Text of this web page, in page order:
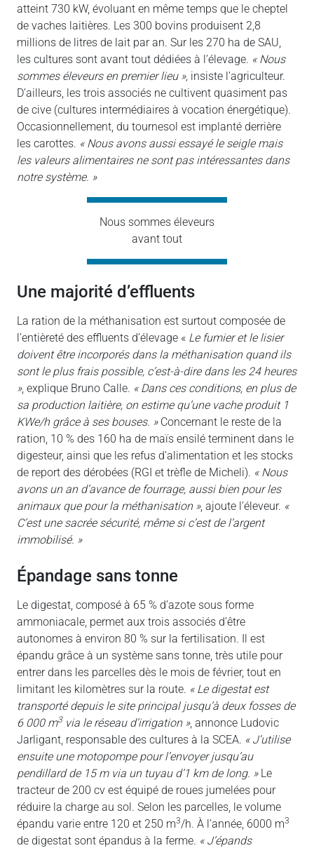
atteint 730 kW, évoluant en même temps que le cheptel
de vaches laitières. Les 300 bovins produisent 2,8
millions de litres de lait par an. Sur les 270 ha de SAU,
les cultures sont avant tout dédiées à l’élevage. « Nous
sommes éleveurs en premier lieu », insiste l’agriculteur.
D’ailleurs, les trois associés ne cultivent quasiment pas
de cive (cultures intermédiaires à vocation énergétique).
Occasionnellement, du tournesol est implanté derrière
les carottes. « Nous avons aussi essayé le seigle mais
les valeurs alimentaires ne sont pas intéressantes dans
notre système. »
Nous sommes éleveurs
avant tout
une majorité d’effluents
La ration de la méthanisation est surtout composée de
l’entièreté des effluents d’élevage « Le fumier et le lisier
doivent être incorporés dans la méthanisation quand ils
sont le plus frais possible, c’est-à-dire dans les 24 heures
», explique Bruno Calle. « Dans ces conditions, en plus de
sa production laitière, on estime qu’une vache produit 1
KWe/h grâce à ses bouses. »Concernant le reste de la
ration, 10 % des 160 ha de maïs ensilé terminent dans le
digesteur, ainsi que les refus d’alimentation et les stocks
de report des dérobées (RGI et trèfle de Micheli). « Nous
avons un an d’avance de fourrage, aussi bien pour les
animaux que pour la méthanisation », ajoute l’éleveur. «
C’est une sacrée sécurité, même si c’est de l’argent
immobilisé. »
épandage sans tonne
Le digestat, composé à 65 % d’azote sous forme
ammoniacale, permet aux trois associés d’être
autonomes à environ 80 % sur la fertilisation. Il est
épandu grâce à un système sans tonne, très utile pour
entrer dans les parcelles dès le mois de février, tout en
limitant les kilomètres sur la route. « Le digestat est
transporté depuis le site principal jusqu’à deux fosses de
6 000 m3via le réseau d’irrigation », annonce Ludovic
Jarligant, responsable des cultures à la SCEA. « J’utilise
ensuite une motopompe pour l’envoyer jusqu’au
pendillard de 15 m via un tuyau d’1 km de long. »Le
tracteur de 200 cv est équipé de roues jumelées pour
réduire la charge au sol. Selon les parcelles, le volume
épandu varie entre 120 et 250 m3/h. À l’année, 6000 m3
de digestat sont épandus à la ferme. « J’épands